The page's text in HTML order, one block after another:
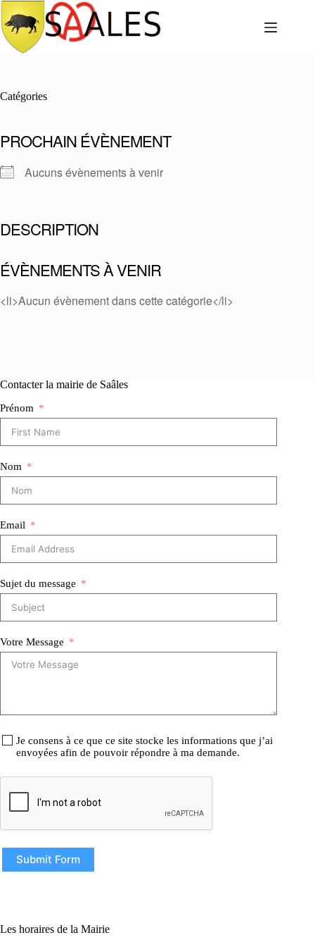
Catégories
PROCHAIN ÉVÈNEMENT
Aucuns évènements à venir
DESCRIPTION
ÉVÈNEMENTS À VENIR
<li>Aucun évènement dans cette catégorie</li>
Contacter la mairie de Saâles
Prénom
Nom
Email
Sujet du message
Votre Message
Je consens à ce que ce site stocke les informations que j’ai
envoyées afin de pouvoir répondre à ma demande.
Submit Form
Les horaires de la Mairie